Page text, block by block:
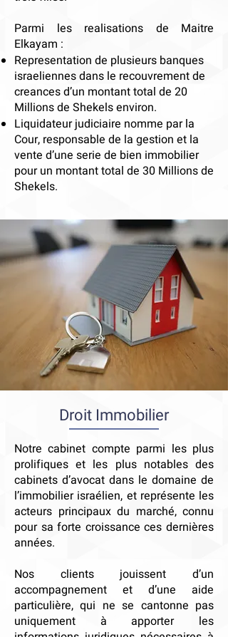
Parmi les realisations de Maitre
Elkayam :
Representation de plusieurs banques
israeliennes dans le recouvrement de
creances d’un montant total de 20
Millions de Shekels environ.
Liquidateur judiciaire nomme par la
Cour, responsable de la gestion et la
vente d’une serie de bien immobilier
pour un montant total de 30 Millions de
Shekels.
Droit Immobilier
Notre cabinet compte parmi les plus
prolifiques et les plus notables des
cabinets d’avocat dans le domaine de
l’immobilier israélien, et représente les
acteurs principaux du marché, connu
pour sa forte croissance ces dernières
années.
Nos clients jouissent d’un
accompagnement et d’une aide
particulière, qui ne se cantonne pas
uniquement à apporter les